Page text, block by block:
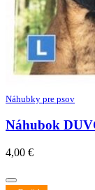
Náhubky pre psov
Náhubok
4,00 €